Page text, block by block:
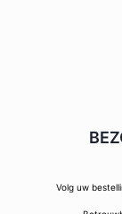
Volg uw